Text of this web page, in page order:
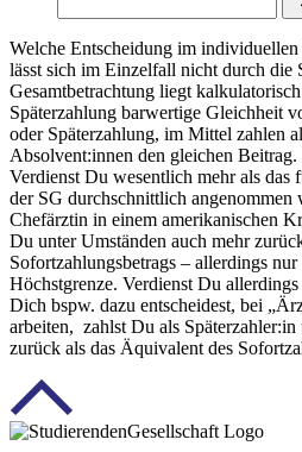
Welche Entscheidung im
lässt sich im Einzelfall nicht durch die
Gesamtbetrachtung liegt
Späterzahlung barwertige Gleichheit
oder Späterzahlung, im Mittel zahlen
Absolvent:innen den gleichen Beitrag.
Verdienst Du wesentlich mehr als das
der SG durchschnittlich
Chefärztin in einem amerikanischen
Du unter Umständen auch mehr
Sofortzahlungsbetrags – allerdings
Höchstgrenze. Verdienst Du
Dich bspw. dazu entscheidest, bei
arbeiten, zahlst Du als
zurück als das Äquivalent des